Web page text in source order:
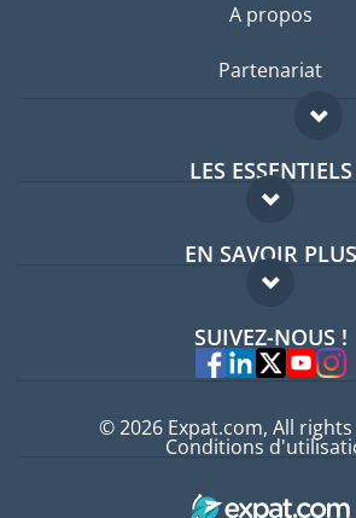
A propos
Partenariat
LES ESSENTIELS
Forum expatriés
Guides pays
EN SAVOIR PLUS
FAQ
Experts
SUIVEZ-NOUS !
© 2026 Expat.com, All rights
Conditions